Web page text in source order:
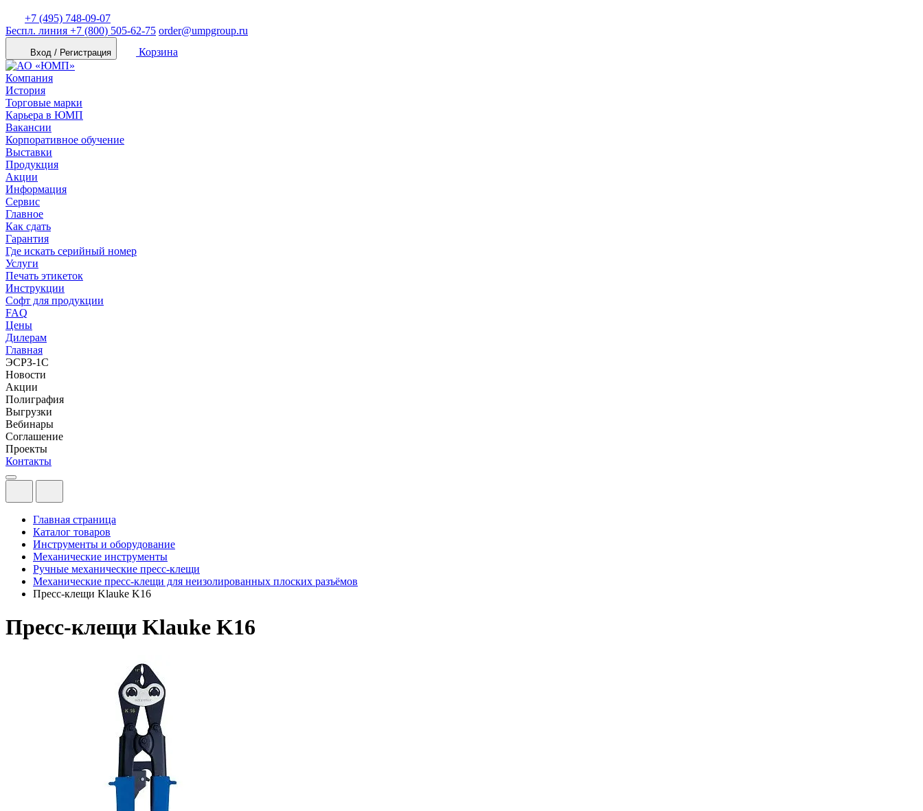
+7 (495) 748-09-07
Беспл. линия +7 (800) 505-62-75 order@umpgroup.ru
Вход / Регистрация Корзина
Компания
История
Торговые марки
Карьера в ЮМП
Вакансии
Корпоративное обучение
Выставки
Продукция
Акции
Информация
Сервис
Главное
Как сдать
Гарантия
Где искать серийный номер
Услуги
Печать этикеток
Инструкции
Софт для продукции
FAQ
Цены
Дилерам
Главная
ЭСРЗ-1С
Новости
Акции
Полиграфия
Выгрузки
Вебинары
Соглашение
Проекты
Контакты
Главная страница
Каталог товаров
Инструменты и оборудование
Механические инструменты
Ручные механические пресс-клещи
Механические пресс-клещи для неизолированных плоских разъёмов
Пресс-клещи Klauke K16
Пресс-клещи Klauke K16